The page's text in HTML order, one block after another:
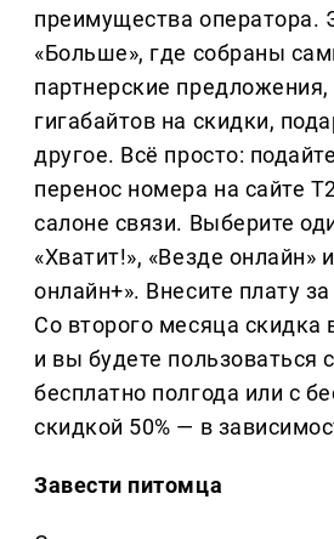
преимущества оператора.
«Больше», где собраны
партнерские
гигабайтов на скидки,
другое. Всё просто:
перенос номера на сайте
салоне связи. Выберите
«Хватит!», «Везде онлайн»
онлайн+». Внесите плату
Со второго месяца скидка
и вы будете пользоваться
бесплатно полгода или с
скидкой 50% — в
Завести питомца